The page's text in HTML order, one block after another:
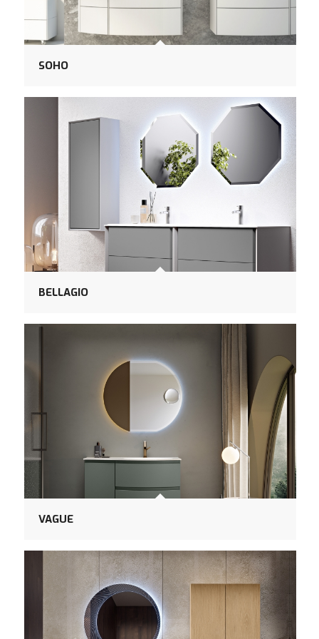
SOHO
BELLAGIO
VAGUE